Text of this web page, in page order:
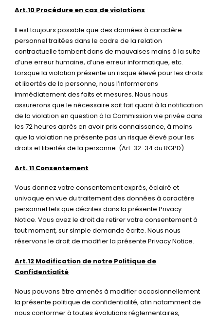
Art.10 Procédure en cas de violations
Il est toujours possible que des données à caractère
personnel traitées dans le cadre de la relation
contractuelle tombent dans de mauvaises mains à la suite
d’une erreur humaine, d’une erreur informatique, etc.
Lorsque la violation présente un risque élevé pour les droits
et libertés de la personne, nous l’informerons
immédiatement des faits et mesures. Nous nous
assurerons que le nécessaire soit fait quant à la notification
de la violation en question à la Commission vie privée dans
les 72 heures après en avoir pris connaissance, à moins
que la violation ne présente pas un risque élevé pour les
droits et libertés de la personne. (Art. 32-34 du RGPD).
Art. 11 Consentement
Vous donnez votre consentement exprès, éclairé et
univoque en vue du traitement des données à caractère
personnel tels que décrites dans la présente Privacy
Notice. Vous avez le droit de retirer votre consentement à
tout moment, sur simple demande écrite. Nous nous
réservons le droit de modifier la présente Privacy Notice.
Art.12 Modification de notre Politique de
Confidentialité
Nous pouvons être amenés à modifier occasionnellement
la présente politique de confidentialité, afin notamment de
nous conformer à toutes évolutions réglementaires,